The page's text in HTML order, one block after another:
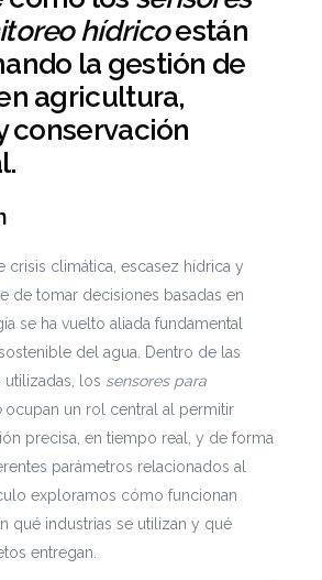
hídricoestán
la gestión de
agricultura,
conservación
crisis climática, escasez hídrica y
de tomar decisiones basadas en
se ha vuelto aliada fundamental
del agua. Dentro de las
utilizadas, los sensores para
ocupan un rol central al permitir
precisa, en tiempo real, y de forma
parámetros relacionados al
exploramos cómo funcionan
qué industrias se utilizan y qué
entregan.